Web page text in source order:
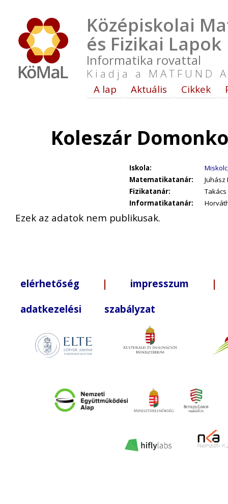
Középiskolai
és Fizikai Lapok
Informatika rovattal
Kiadja a MATFUND
A lap Aktuális Cikkek
Koleszár
Iskola:
Matematikatanár:
Juhász
Fizikatanár:
Informatikatanár:
Ezek az adatok nem publikusak.
elérhetőség | impresszum |
adatkezelési szabályzat